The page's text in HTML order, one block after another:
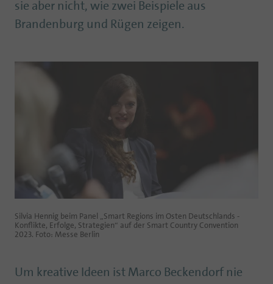
sie aber nicht, wie zwei Beispiele aus
Brandenburg und Rügen zeigen.
Silvia Hennig beim Panel „Smart Regions im Osten Deutschlands -
Konflikte, Erfolge, Strategien“ auf der Smart Country Convention
2023. Foto: Messe Berlin
Um kreative Ideen ist Marco Beckendorf nie